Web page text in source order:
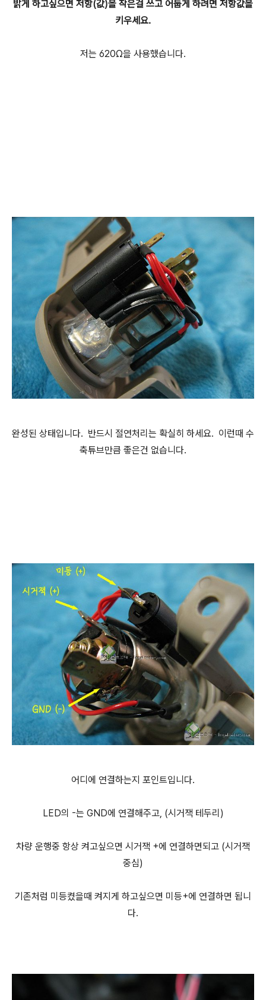
밝게 하고싶으면 저항(값)을 작은걸 쓰고 어둡게 하려면 저항값을
키우세요.
저는 620Ω을 사용했습니다.
완성된 상태입니다. 반드시 절연처리는 확실히 하세요. 이런때 수
축튜브만큼 좋은건 없습니다.
어디에 연결하는지 포인트입니다.
LED의 -는 GND에 연결해주고, (시거잭 테두리)
차량 운행중 항상 켜고싶으면 시거잭 +에 연결하면되고 (시거잭
중심)
기존처럼 미등켰을때 켜지게 하고싶으면 미등+에 연결하면 됩니
다.